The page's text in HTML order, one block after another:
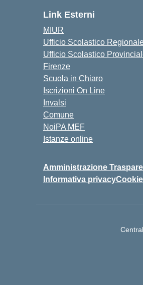
Link Esterni
MIUR
Ufficio Scolastico
Ufficio Scolastico
Firenze
Scuola in Chiaro
Iscrizioni On Line
Invalsi
Comune
NoiPA MEF
Istanze online
Amministrazione
Informativa privacy